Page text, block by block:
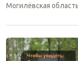
Могилёвская